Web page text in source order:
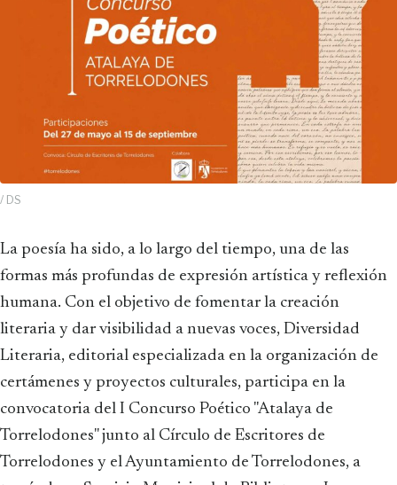
/ DS
La poesía ha sido, a lo largo del tiempo, una de las
formas más profundas de expresión artística y reflexión
humana. Con el objetivo de fomentar la creación
literaria y dar visibilidad a nuevas voces, Diversidad
Literaria, editorial especializada en la organización de
certámenes y proyectos culturales, participa en la
convocatoria del I Concurso Poético "Atalaya de
Torrelodones" junto al Círculo de Escritores de
Torrelodones y el Ayuntamiento de Torrelodones, a